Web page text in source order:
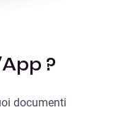
?
documenti